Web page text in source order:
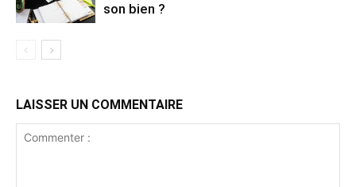
son bien ?
LAISSER UN COMMENTAIRE